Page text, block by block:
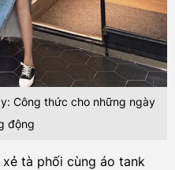
Công thức cho những ngày
động
tà phối cùng áo tank